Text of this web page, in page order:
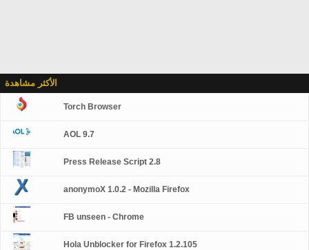
الأكثر مشاهدة
Torch Browser
AOL 9.7
Press Release Script 2.8
anonymoX 1.0.2 - Mozilla Firefox
FB unseen - Chrome
Hola Unblocker for Firefox 1.2.105